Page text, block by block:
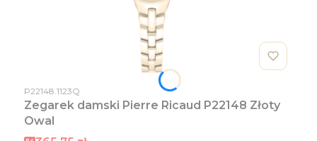
Kod produktu
P22148.1123Q
Zegarek damski Pierre Ricaud P22148 Złoty
Owal